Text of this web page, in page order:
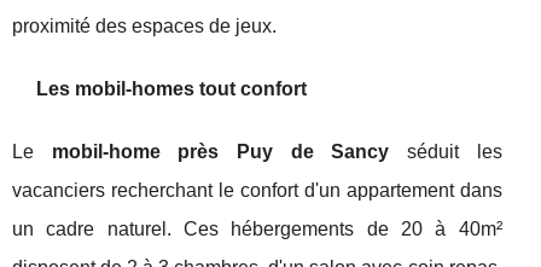
proximité des espaces de jeux.
Les mobil-homes tout confort
Le mobil-home près Puy de Sancy séduit les
vacanciers recherchant le confort d'un appartement dans
un cadre naturel. Ces hébergements de 20 à 40m²